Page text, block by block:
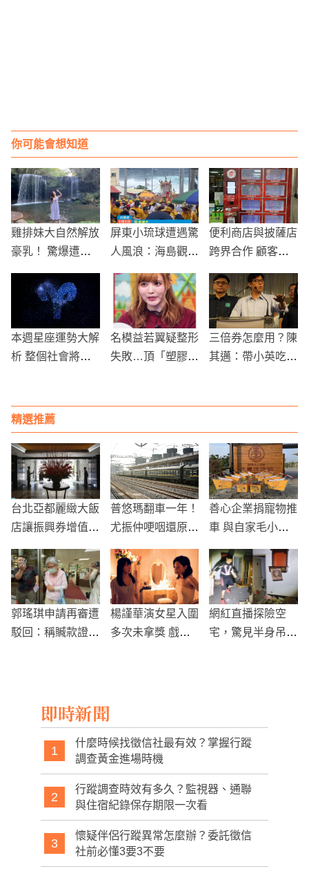
你可能會想知道
雞排妹大自然解放
豪乳！ 驚爆遭演
屏東小琉球遭遇驚
人風浪：海島觀光
遊客應對措施
便利商店與披薩店
跨界合作 顧客可
新鮮披薩
本週星座運勢大解
析 整個社會將忙
名模益若翼疑整形
失敗…頂「塑膠
三倍券怎麼用？陳
其邁：帶小英吃丹
精選推薦
台北亞都麗緻大飯
店讓振興券增值1
三倍的龐大商機
普悠瑪翻車一年！
尤振仲哽咽還原經
騙
善心企業捐寵物推
車 與自家毛小孩
郭瑤琪申請再審遭
駁回：稱贓款證據
楊謹華演女星入圍
多次未拿獎 戲裡
網紅直播探險空
宅，驚見半身吊
即時新聞
1
什麼時候找徵信社最有效？掌握行蹤
調查黃金進場時機
2
行蹤調查時效有多久？監視器、通聯
與住宿紀錄保存期限一次看
3
懷疑伴侶行蹤異常怎麼辦？委託徵信
社前必懂3要3不要